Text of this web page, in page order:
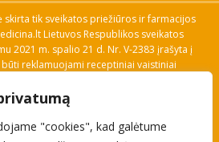
"cookies", kad galėtume
skirta tik sveikatos priežiūros ir farmacijos
Lietuvos Respublikos sveikatos
2021 m. spalio 21 d. Nr. V-2383 įrašyta į
reklamuojami receptiniai vaistiniai
Naudingos nuorodos: Vaistų ir medicinos
paieška, VVKT tinklalapis, Sveikatos
specialisto pranešimo apie įtariamą